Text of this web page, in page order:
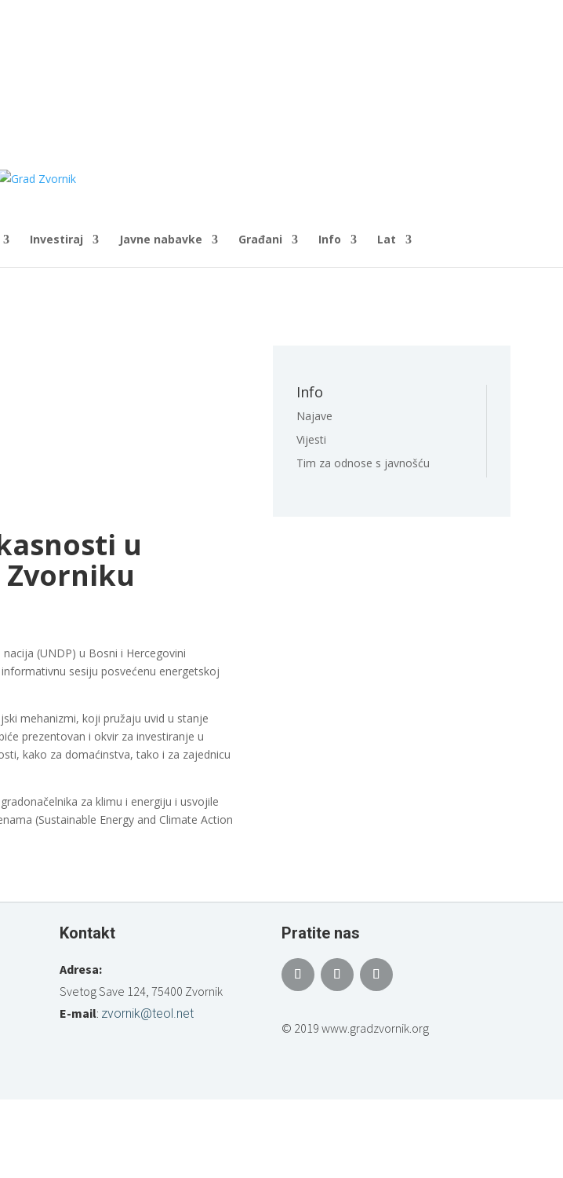
Investiraj Javne nabavke Građani Info Lat
u
(UNDP) u Bosni i Hercegovini
sesiju posvećenu energetskoj
mehanizmi, koji pružaju uvid u stanje
prezentovan i okvir za investiranje u
kako za domaćinstva, tako i za zajednicu
za klimu i energiju i usvojile
(Sustainable Energy and Climate Action
Info
Najave
Vijesti
Tim za odnose s javnošću
Kontakt
Adresa:
Svetog Save 124, 75400 Zvornik
E-mail: zvornik@teol.net
Pratite nas
© 2019 www.gradzvornik.org